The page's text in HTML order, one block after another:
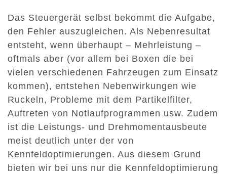
Das Steuergerät selbst bekommt die Aufgabe,
den Fehler auszugleichen. Als Nebenresultat
entsteht, wenn überhaupt – Mehrleistung –
oftmals aber (vor allem bei Boxen die bei
vielen verschiedenen Fahrzeugen zum Einsatz
kommen), entstehen Nebenwirkungen wie
Ruckeln, Probleme mit dem Partikelfilter,
Auftreten von Notlaufprogrammen usw. Zudem
ist die Leistungs- und Drehmomentausbeute
meist deutlich unter der von
Kennfeldoptimierungen. Aus diesem Grund
bieten wir bei uns nur die Kennfeldoptimierung